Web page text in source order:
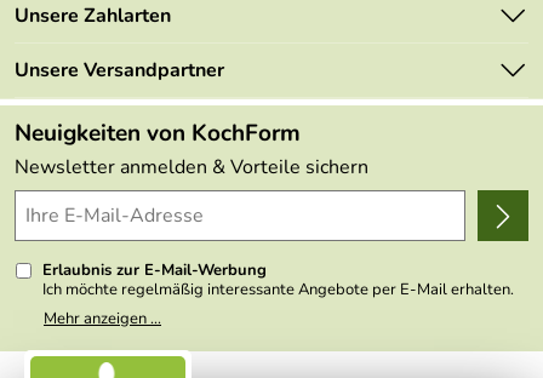
Mehrwertsteuerfrei
Retourenportal
FAQs
Lieferbedingungen
Delivery Terms
Kundenlogin
Marken
Angebote
Made in Germany
Themen
Wir über uns
Presse
Unsere Zahlarten
Unsere Versandpartner
Neuigkeiten von KochForm
Newsletter anmelden & Vorteile sichern
Erlaubnis zur E-Mail-Werbung
Ich möchte regelmäßig interessante Angebote per E-Mail erhalten.
Meine E-Mail-Adresse wird nicht an andere Unternehmen
weitergegeben. Zu statistischen Zwecken wird in anonymer Form
nicht erkennbar, welche konkrete Person geklickt hat. Diese
Mehr anzeigen ...